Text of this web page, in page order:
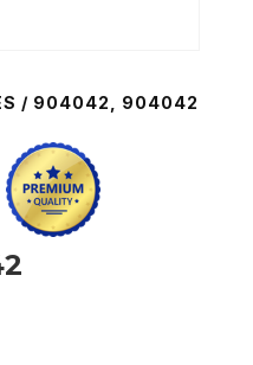
/ 904042, 904042